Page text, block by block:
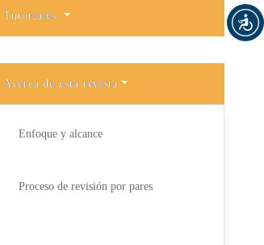
Tutoriales
Acerca de esta revista
Enfoque y alcance
Proceso de revisión por pares